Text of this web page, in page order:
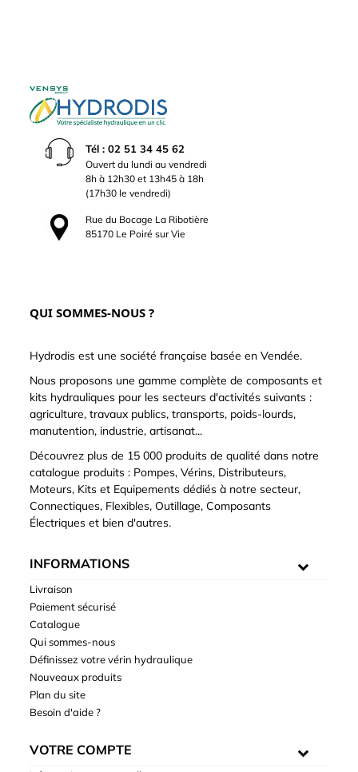
Tél : 02 51 34 45 62
Ouvert du lundi au vendredi
8h à 12h30 et 13h45 à 18h
(17h30 le vendredi)
Rue du Bocage La Ribotière
85170 Le Poiré sur Vie
QUI SOMMES-NOUS ?
Hydrodis est une société française basée en Vendée.
Nous proposons une gamme complète de composants et
kits hydrauliques pour les secteurs d'activités suivants :
agriculture, travaux publics, transports, poids-lourds,
manutention, industrie, artisanat...
Découvrez plus de 15 000 produits de qualité dans notre
catalogue produits : Pompes, Vérins, Distributeurs,
Moteurs, Kits et Equipements dédiés à notre secteur,
Connectiques, Flexibles, Outillage, Composants
Électriques et bien d'autres.
INFORMATIONS
Livraison
Paiement sécurisé
Catalogue
Qui sommes-nous
Définissez votre vérin hydraulique
Nouveaux produits
Plan du site
Besoin d'aide ?
VOTRE COMPTE